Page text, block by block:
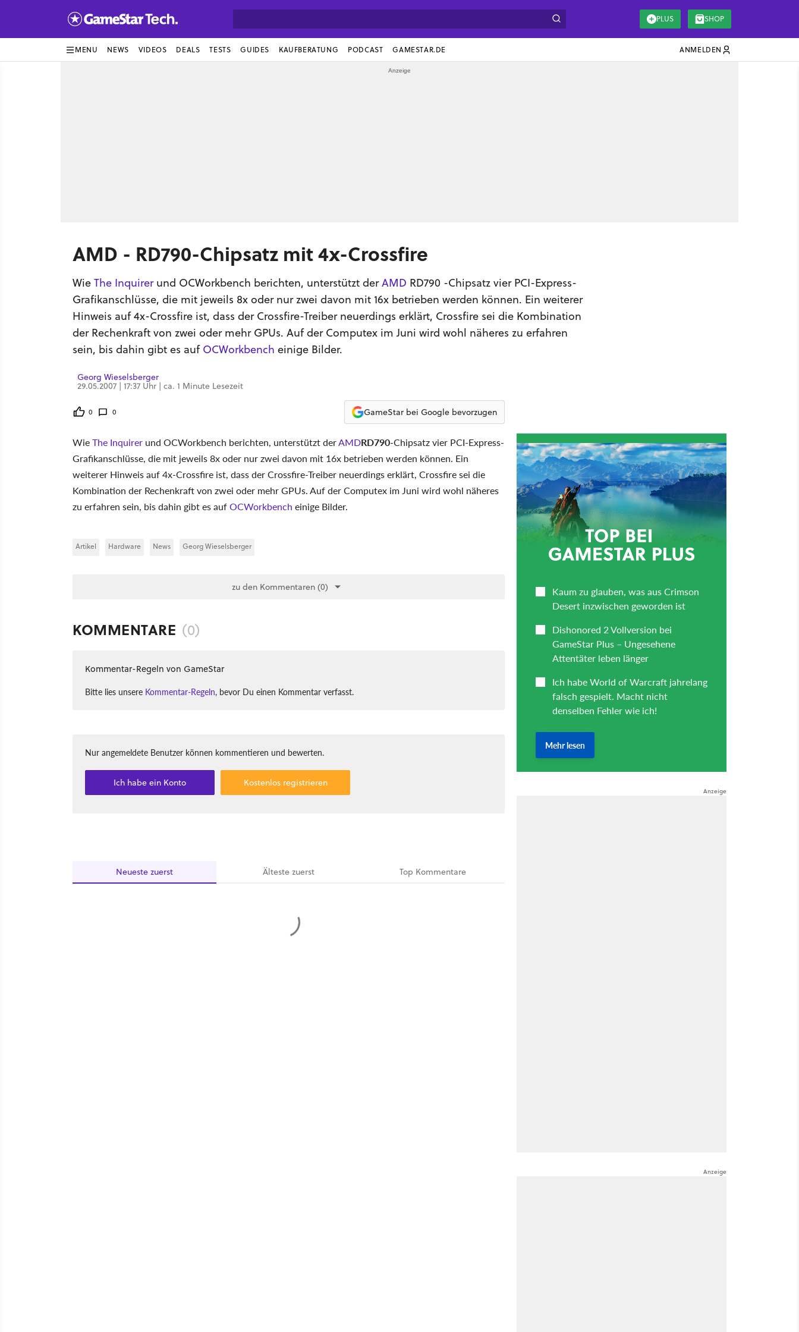
PLUS SHOP
MENU NEWS VIDEOS DEALS TESTS GUIDES KAUFBERATUNG PODCAST GAMESTAR.DE ANMELDEN
AMD - RD790-Chipsatz mit 4x-Crossfire
Wie The Inquirerund OCWorkbench berichten, unterstützt derAMD RD790 -Chipsatz vier PCI-Express-
Grafikanschlüsse, die mit jeweils 8x oder nur zwei davon mit 16x betrieben werden können. Ein weiterer
Hinweis auf 4x-Crossfire ist, dass der Crossfire-Treiber neuerdings erklärt, Crossfire sei die Kombination
der Rechenkraft von zwei oder mehr GPUs. Auf der Computex im Juni wird wohl näheres zu erfahren
sein, bis dahin gibt es auf OCWorkbench einige Bilder.
Georg Wieselsberger
29.05.2007 | 17:37 Uhr | ca. 1 Minute Lesezeit
0 0 GameStar bei Google bevorzugen
WieThe Inquirer und OCWorkbench berichten, unterstützt derAMDRD790-Chipsatz vier PCI-Express-
Grafikanschlüsse, die mit jeweils 8x oder nur zwei davon mit 16x betrieben werden können. Ein
weiterer Hinweis auf 4x-Crossfire ist, dass der Crossfire-Treiber neuerdings erklärt, Crossfire sei die
Kombination der Rechenkraft von zwei oder mehr GPUs. Auf der Computex im Juni wird wohl näheres
zu erfahren sein, bis dahin gibt es aufOCWorkbench einige Bilder.
Artikel Hardware News Georg Wieselsberger
zu den Kommentaren (0)
KOMMENTARE (0)
Kommentar-Regeln von GameStar
Bitte lies unsere Kommentar-Regeln, bevor Du einen Kommentar verfasst.
Nur angemeldete Benutzer können kommentieren und bewerten.
Ich habe ein Konto Kostenlos registrieren
Neueste zuerst Ältestezuerst Top Kommentare